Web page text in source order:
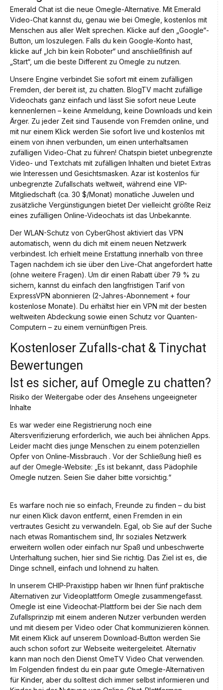
Emerald Chat ist die neue Omegle-Alternative. Mit Emerald
Video-Chat kannst du, genau wie bei Omegle, kostenlos mit
Menschen aus aller Welt sprechen. Klicke auf den „Google“-
Button, um loszulegen. Falls du kein Google-Konto hast,
klicke auf „Ich bin kein Roboter“ und anschließfinish auf
„Start“, um die beste Different zu Omegle zu nutzen.
Unsere Engine verbindet Sie sofort mit einem zufälligen
Fremden, der bereit ist, zu chatten. BlogTV macht zufällige
Videochats ganz einfach und lässt Sie sofort neue Leute
kennenlernen – keine Anmeldung, keine Downloads und kein
Ärger. Zu jeder Zeit sind Tausende von Fremden online, und
mit nur einem Klick werden Sie sofort live und kostenlos mit
einem von ihnen verbunden, um einen unterhaltsamen
zufälligen Video-Chat zu führen! Chatspin bietet unbegrenzte
Video- und Textchats mit zufälligen Inhalten und bietet Extras
wie Interessen und Gesichtsmasken. Azar ist kostenlos für
unbegrenzte Zufallschats weltweit, während eine VIP-
Mitgliedschaft (ca. 30 $/Monat) monatliche Juwelen und
zusätzliche Vergünstigungen bietet Der vielleicht größte Reiz
eines zufälligen Online-Videochats ist das Unbekannte.
Der WLAN-Schutz von CyberGhost aktiviert das VPN
automatisch, wenn du dich mit einem neuen Netzwerk
verbindest. Ich erhielt meine Erstattung innerhalb von three
Tagen nachdem ich sie über den Live-Chat angefordert hatte
(ohne weitere Fragen). Um dir einen Rabatt über 79 % zu
sichern, kannst du einfach den langfristigen Tarif von
ExpressVPN abonnieren (2-Jahres-Abonnement + four
kostenlose Monate). Du erhältst hier ein VPN mit der besten
weltweiten Abdeckung sowie einen Schutz vor Quanten-
Computern – zu einem vernünftigen Preis.
Kostenloser Zufalls-chat & Tinychat
Bewertungen
Ist es sicher, auf Omegle zu chatten?
Risiko der Weitergabe oder des Ansehens ungeeigneter
Inhalte
Es war weder eine Registrierung noch eine
Altersverifizierung erforderlich, wie auch bei ähnlichen Apps.
Leider macht dies junge Menschen zu einem potenziellen
Opfer von Online-Missbrauch . Vor der Schließung hieß es
auf der Omegle-Website: „Es ist bekannt, dass Pädophile
Omegle nutzen. Seien Sie daher bitte vorsichtig.“
Es warfare noch nie so einfach, Freunde zu finden – du bist
nur einen Klick davon entfernt, einen Fremden in ein
vertrautes Gesicht zu verwandeln. Egal, ob Sie auf der Suche
nach etwas Romantischem sind, Ihr soziales Netzwerk
erweitern wollen oder einfach nur Spaß und unbeschwerte
Unterhaltung suchen, hier sind Sie richtig. Das Ziel ist es, die
Dinge schnell, einfach und lohnend zu halten.
In unserem CHIP-Praxistipp haben wir Ihnen fünf praktische
Alternativen zur Videoplattform Omegle zusammengefasst.
Omegle ist eine Videochat-Plattform bei der Sie nach dem
Zufallsprinzip mit einem anderen Nutzer verbunden werden
und mit diesem per Video oder Chat kommunizieren können.
Mit einem Klick auf unserem Download-Button werden Sie
auch schon sofort zur Webseite weitergeleitet. Alternativ
kann man noch den Dienst OmeTV Video Chat verwenden.
Im Folgenden findest du ein paar gute Omegle-Alternativen
für Kinder, aber du solltest dich immer selbst informieren und